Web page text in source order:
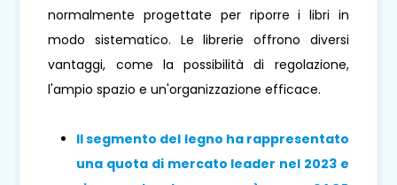
normalmente progettate per riporre i libri in
modo sistematico. Le librerie offrono diversi
vantaggi, come la possibilità di regolazione,
l'ampio spazio e un'organizzazione efficace.
Il segmento del legno ha rappresentato
una quota di mercato leader nel 2023 e